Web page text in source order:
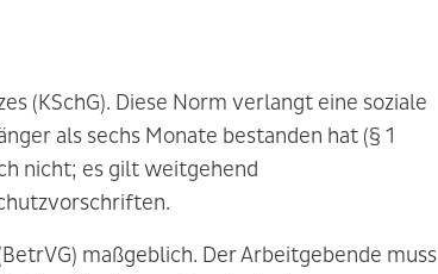
(KSchG). Diese Norm verlangt eine soziale
als sechs Monate bestanden hat (§ 1
nicht; es gilt weitgehend
maßgeblich. Der Arbeitgebende muss